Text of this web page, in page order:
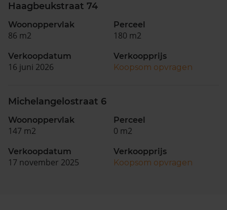
Haagbeukstraat 74
Woonoppervlak
86 m2
Perceel
180 m2
Verkoopdatum
16 juni 2026
Verkoopprijs
Koopsom opvragen
Michelangelostraat 6
Woonoppervlak
147 m2
Perceel
0 m2
Verkoopdatum
17 november 2025
Verkoopprijs
Koopsom opvragen